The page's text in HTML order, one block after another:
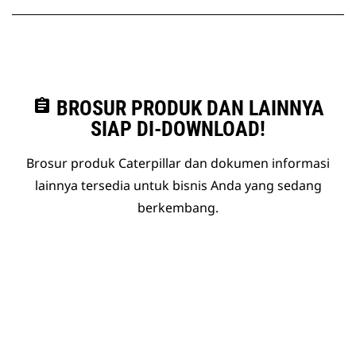
assignment BROSUR PRODUK DAN LAINNYA
SIAP DI-DOWNLOAD!
Brosur produk Caterpillar dan dokumen informasi
lainnya tersedia untuk bisnis Anda yang sedang
berkembang.